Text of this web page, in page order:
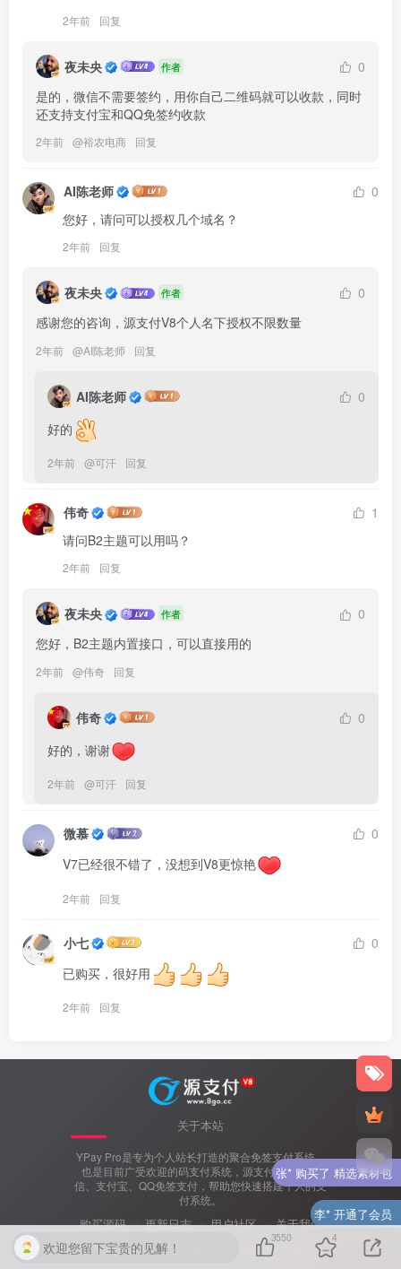
2年前 回复
夜未央 作者
0
是的，微信不需要签约，用你自己二维码就可以收款，同时
还支持支付宝和QQ免签约收款
2年前 @裕农电商 回复
AI陈老师
0
您好，请问可以授权几个域名？
2年前 回复
夜未央 作者
0
感谢您的咨询，源支付V8个人名下授权不限数量
2年前 @AI陈老师 回复
AI陈老师
0
好的
2年前 @可汗 回复
伟奇
1
请问B2主题可以用吗？
2年前 回复
夜未央 作者
0
您好，B2主题内置接口，可以直接用的
2年前 @伟奇 回复
伟奇
0
好的，谢谢
2年前 @可汗 回复
微慕
0
V7已经很不错了，没想到V8更惊艳
2年前 回复
小七
0
已购买，很好用
2年前 回复
关于本站
YPay Pro是专为个人站长打造的聚合免签支付系统，
也是目前广受欢迎的码支付系统，源支付V8支持微
信、支付宝、QQ免签支付，帮助您快速搭建个人的支
付系统。
购买源码 更新日志 用户社区 关于我们
Copyright © 2024 · · 聚合码支付系统
欢迎您留下宝贵的见解！
3550 4
张* 购买了 精选素材包
李* 开通了会员
王***学 登录了网站